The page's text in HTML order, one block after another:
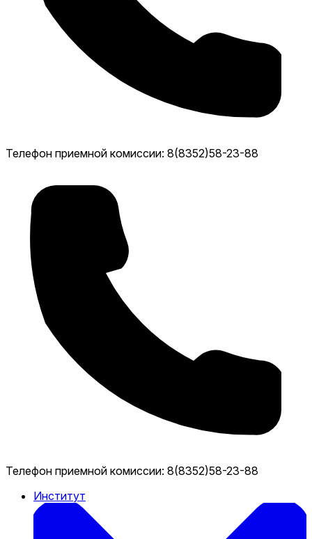
Телефон приемной комиссии: 8(8352)58-23-88
Телефон приемной комиссии: 8(8352)58-23-88
Институт